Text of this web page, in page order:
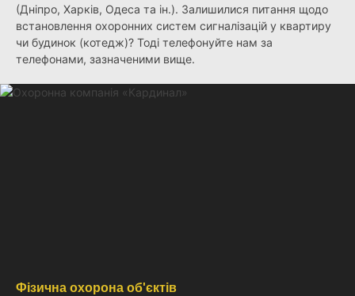
(Дніпро, Харків, Одеса та ін.). Залишилися питання щодо
встановлення охоронних систем сигналізацій у квартиру
чи будинок (котедж)? Тоді телефонуйте нам за
телефонами, зазначеними вище.
Фізична охорона об'єктів